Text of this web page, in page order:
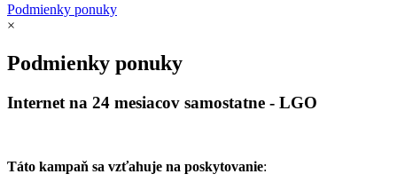
Podmienky ponuky
×
Podmienky ponuky
Internet na 24 mesiacov samostatne - LGO
Táto kampaň sa vzťahuje na poskytovanie: